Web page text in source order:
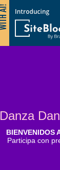
Danza
BIENVENIDOS
Participa con